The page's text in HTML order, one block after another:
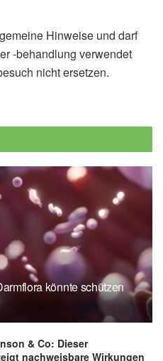
Neela Satheesh,
Abera, et al.: Review on
applications, waste
negative effects; in:
Food (veröffentlicht
Abdallah, Hannah Mohamed
Mehawed Abdel Latif
Marawan Abdel Halim,
The effect of fiber
on insulin resistance in
a randomized
Hinweise und darf
-behandlung verwendet
nicht ersetzen.
könnte schützen
& Co: Dieser
nachweisbare Wirkungen